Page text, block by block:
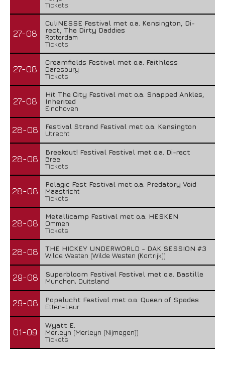
18 mei 2026
Tickets
27-08
CuliNESSE Festival met o.a. Kensington, Di-
rect, The Dirty Daddies
Rotterdam
Tickets
27-08
Creamfields Festival met o.a. Faithless
Daresbury
Tickets
27-08
Hit The City Festival met o.a. Snapped Ankles,
Inherited
Eindhoven
28-08
Festival Strand Festival met o.a. Kensington
Utrecht
28-08
Breekout! Festival Festival met o.a. Di-rect
Bree
Tickets
28-08
Pelagic Fest Festival met o.a. Predatory Void
Maastricht
Tickets
28-08
Metallicamp Festival met o.a. HESKEN
Ommen
Tickets
28-08
THE HICKEY UNDERWORLD - DAK SESSION #3
Wilde Westen (Wilde Westen (Kortrijk))
29-08
Superbloom Festival Festival met o.a. Bastille
Munchen, Duitsland
29-08
Popelucht Festival met o.a. Queen of Spades
Etten-Leur
01-09
Wyatt E.
Merleyn (Merleyn (Nijmegen))
Tickets